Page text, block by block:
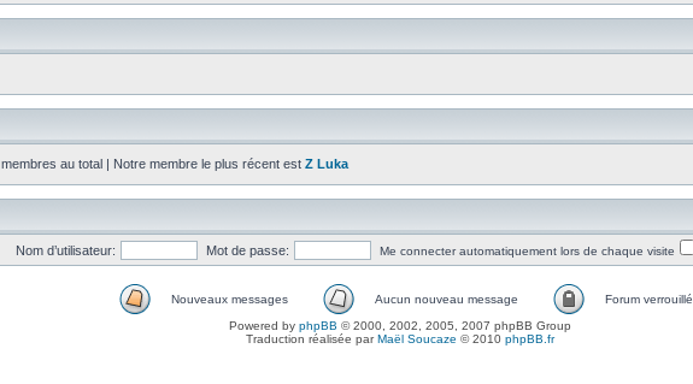
membres au total | Notre membre le plus récent est Z Luka
Nom d’utilisateur: Mot de passe: Me connecter automatiquement lors de chaque visite
Nouveaux messages Aucun nouveau message
Forum verrouillé
Powered by phpBB © 2000, 2002, 2005, 2007 phpBB Group
Traduction réalisée parMaël Soucaze © 2010 phpBB.fr